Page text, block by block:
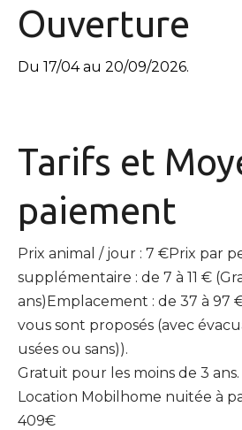
Ouverture
Du 17/04 au 20/09/2026.
Tarifs et
paiement
Prix animal / jour : 7 €Prix par
supplémentaire : de 7 à 11 €
ans)Emplacement : de 37 à 97
vous sont proposés (avec
usées ou sans)).
Gratuit pour les moins de 3 ans.
Location Mobilhome nuitée à
409€